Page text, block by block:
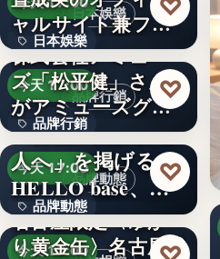
日本娛樂
日本娛樂
730円
ャルサイト兼フ
ァ…
♡
品牌行銷
今天 17:00
品牌行銷
1,200億円
株式会社アミュー
ズ「松平健」さん
がアミューズグル
ープ ス…
♡
品牌動態
今天 17:00
品牌動態
文字
「社長に買われる
人へ」を掲げる
HELLO base、創
業…
♡
今天 17:00
名古屋限定〈ゆか
り黄金缶〉名古屋城